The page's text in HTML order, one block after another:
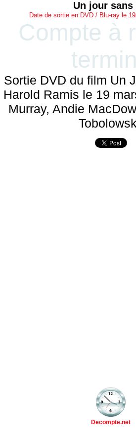
Un jour sans
Date de sortie en DVD / Blu-ray le
Compte à
Sortie DVD du film Un
Harold Ramis le 19
Murray, Andie
Decompte.net